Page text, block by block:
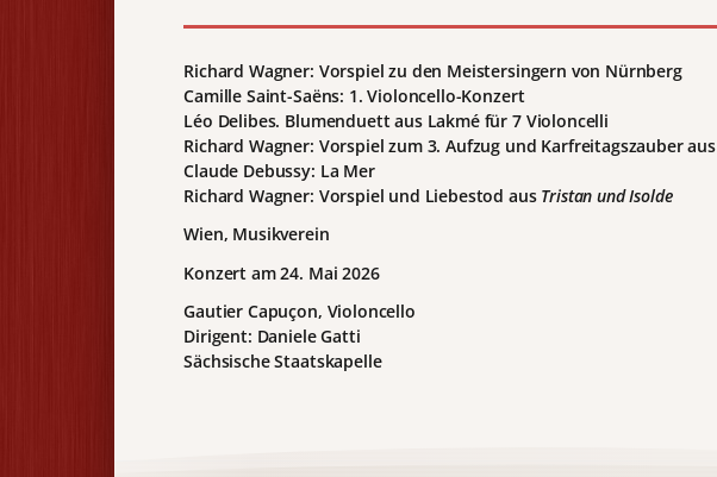
Richard Wagner: Vorspiel zu den Meistersingern von Nürnberg
Camille Saint-Saëns: 1. Violoncello-Konzert
Léo Delibes. Blumenduett aus Lakmé für 7 Violoncelli
Richard Wagner: Vorspiel zum 3. Aufzug und Karfreitagszauber aus
Claude Debussy: La Mer
Richard Wagner: Vorspiel und Liebestod aus Tristan und Isolde
Wien, Musikverein
Konzert am 24. Mai 2026
Gautier Capuçon, Violoncello
Dirigent: Daniele Gatti
Sächsische Staatskapelle